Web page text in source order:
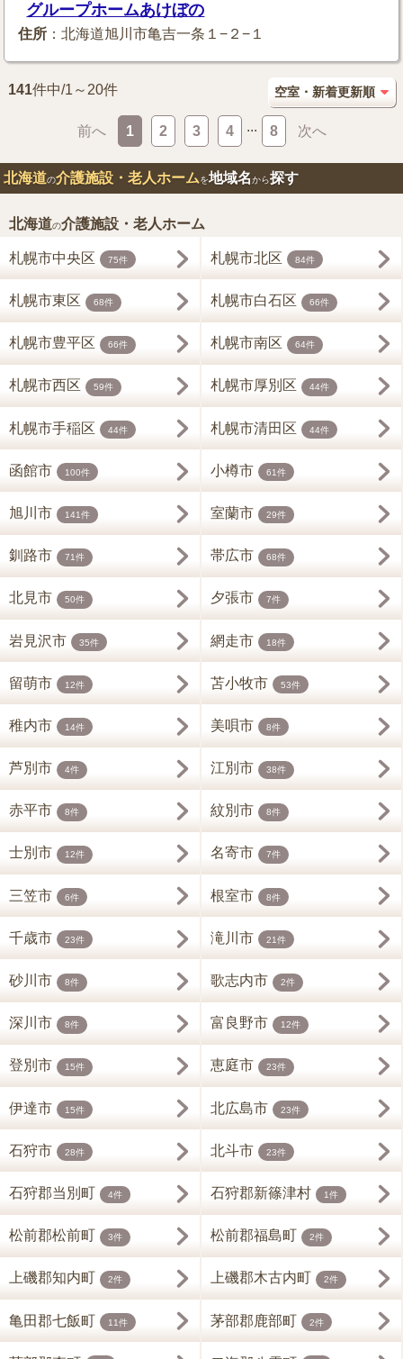
グループホームあけぼの
住所 ：北海道旭川市亀吉一条１−２−１
141件中/1～20件
前へ 1 2 3 4 ... 8 次へ
北海道の介護施設・老人ホームを地域名から探す
北海道の介護施設・老人ホーム
札幌市中央区 75件 札幌市北区 84件
札幌市東区 68件 札幌市白石区 66件
札幌市豊平区 66件 札幌市南区 64件
札幌市西区 59件 札幌市厚別区 44件
札幌市手稲区 44件 札幌市清田区 44件
函館市 100件 小樽市 61件
旭川市 141件 室蘭市 29件
釧路市 71件 帯広市 68件
北見市 50件 夕張市 7件
岩見沢市 35件 網走市 18件
留萌市 12件 苫小牧市 53件
稚内市 14件 美唄市 8件
芦別市 4件 江別市 38件
赤平市 8件 紋別市 8件
士別市 12件 名寄市 7件
三笠市 6件 根室市 8件
千歳市 23件 滝川市 21件
砂川市 8件 歌志内市 2件
深川市 8件 富良野市 12件
登別市 15件 恵庭市 23件
伊達市 15件 北広島市 23件
石狩市 28件 北斗市 23件
石狩郡当別町 4件 石狩郡新篠津村 1件
松前郡松前町 3件 松前郡福島町 2件
上磯郡知内町 2件 上磯郡木古内町 2件
亀田郡七飯町 11件 茅部郡鹿部町 2件